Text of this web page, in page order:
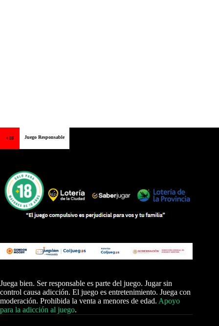
+18 Juego Responsable
Juega bien. Ser responsable es parte del juego. Jugar sin
control causa adicción. El juego es entretenimiento. Juega con
moderación. Prohibida la venta a menores de edad. Apoyo
para la adicción al juego.